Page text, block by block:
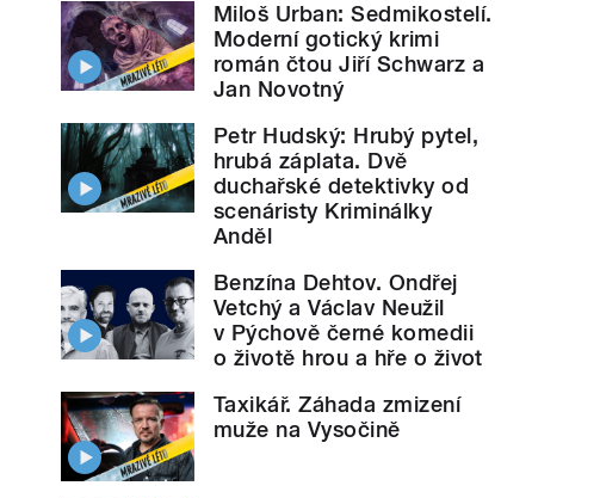
Miloš Urban: Sedmikostelí.
Moderní gotický krimi
román čtou Jiří Schwarz a
Jan Novotný
Petr Hudský: Hrubý pytel,
hrubá záplata. Dvě
duchařské detektivky od
scenáristy Kriminálky
Anděl
Benzína Dehtov. Ondřej
Vetchý a Václav Neužil
v Pýchově černé komedii
o životě hrou a hře o život
Taxikář. Záhada zmizení
muže na Vysočině